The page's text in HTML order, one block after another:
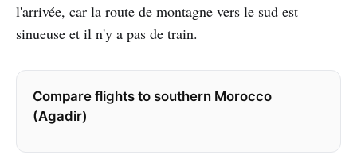
l'arrivée, car la route de montagne vers le sud est
sinueuse et il n'y a pas de train.
Compare flights to southern Morocco
(Agadir)